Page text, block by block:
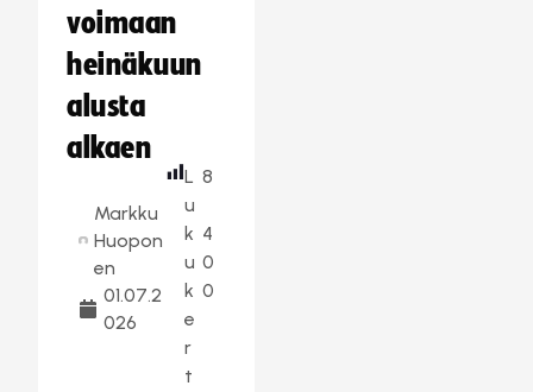
voimaan
heinäkuun
alusta
alkaen
Markku
Huopon
en
01.07.2
026
L
u
k
u
k
e
r
t
8
4
0
0